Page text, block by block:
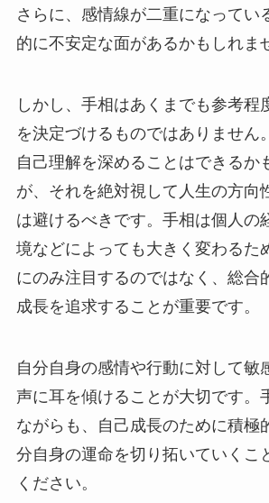
さらに、感情線が二重になってい
的に不安定な面があるかもしれま
しかし、手相はあくまでも参考程
を決定づけるものではありません
自己理解を深めることはできるか
が、それを絶対視して人生の方向
は避けるべきです。手相は個人の
境などによっても大きく変わるた
にのみ注目するのではなく、総合
成長を追求することが重要です。
自分自身の感情や行動に対して敏
声に耳を傾けることが大切です。
ながらも、自己成長のために積極
分自身の運命を切り拓いていくこ
ください。